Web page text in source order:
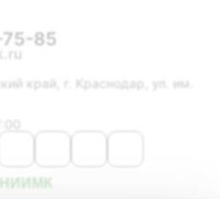
85
край, г. Краснодар, ул. им.